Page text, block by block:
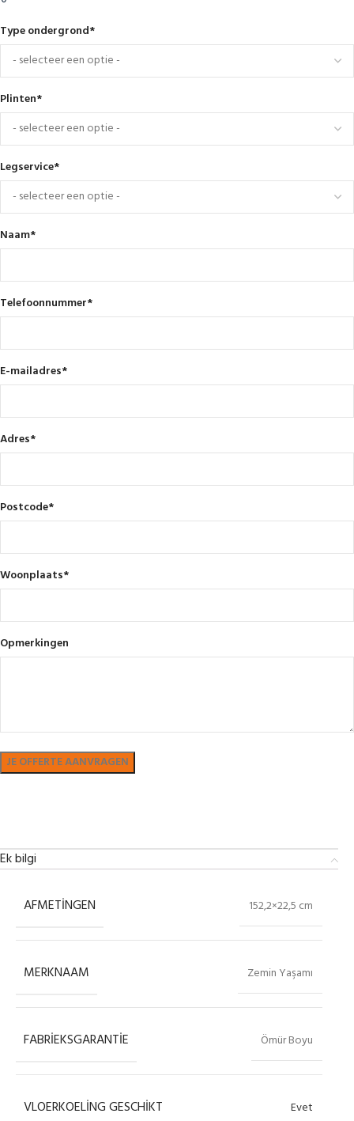
Type ondergrond*
Plinten*
Legservice*
Naam*
Telefoonnummer*
E-mailadres*
Adres*
Postcode*
Woonplaats*
Opmerkingen
Ek bilgi
AFMETINGEN 152,2×22,5 cm
MERKNAAM Zemin Yaşamı
FABRIEKSGARANTIE Ömür Boyu
VLOERKOELING GESCHIKT Evet